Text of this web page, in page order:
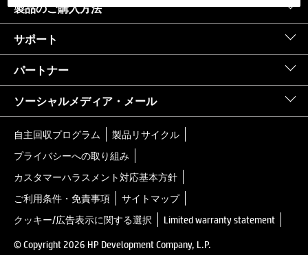
製品のご購入方法
サポート
パートナー
ソーシャルメディア・メール
自主回収プログラム
製品リサイクル
プライバシーへの取り組み
カスタマーハラスメント対応基本方針
ご利用条件・免責事項
サイトマップ
クッキー/広告表示に関する選択
Limited warranty statement
© Copyright 2026 HP Development Company, L.P.